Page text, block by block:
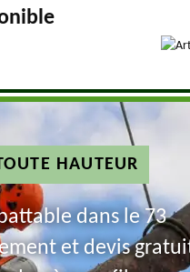
HAUTEUR
dans le 73
et devis